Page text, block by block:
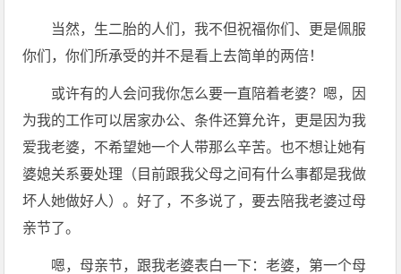
当然，生二胎的人们，我不但祝福你们、更是佩服
你们，你们所承受的并不是看上去简单的两倍！
或许有的人会问我你怎么要一直陪着老婆？嗯，因
为我的工作可以居家办公、条件还算允许，更是因为我
爱我老婆，不希望她一个人带那么辛苦。也不想让她有
婆媳关系要处理（目前跟我父母之间有什么事都是我做
坏人她做好人）。好了，不多说了，要去陪我老婆过母
亲节了。
嗯，母亲节，跟我老婆表白一下：老婆，第一个母